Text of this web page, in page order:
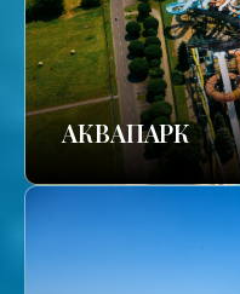
АКВАПАРК